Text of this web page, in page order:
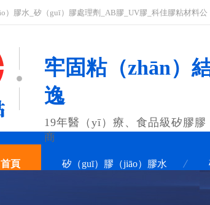
）膠水_矽（guī）膠處理劑_AB膠_UV膠_科佳膠粘材料公
牢固粘（zhān）
逸
19年醫（yī）療、食品級矽膠
商
頁 矽（guī）膠（jiāo）膠水